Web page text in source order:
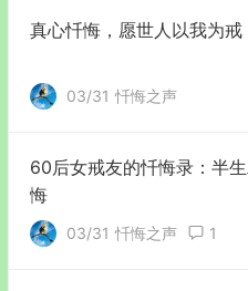
真心忏悔，愿世人以我为戒
03/31 忏悔之声
60后女戒友的忏悔录：半
悔
03/31 忏悔之声 1